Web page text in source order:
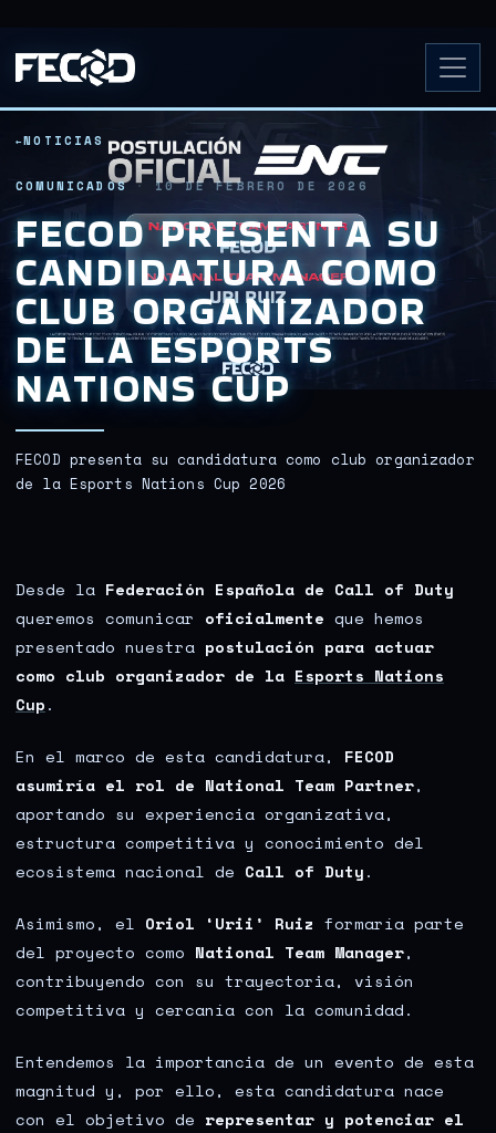
NOTICIAS
COMUNICADOS · 10 DE FEBRERO DE 2026
FECOD PRESENTA SU
CANDIDATURA COMO
CLUB ORGANIZADOR
DE LA ESPORTS
NATIONS CUP
FECOD presenta su candidatura como club organizador
de la Esports Nations Cup 2026
Desde la Federación Española de Call of Duty
queremos comunicar oficialmente que hemos
presentado nuestra postulación para actuar
como club organizador de la Esports Nations
Cup.
En el marco de esta candidatura, FECOD
asumiría el rol de National Team Partner,
aportando su experiencia organizativa,
estructura competitiva y conocimiento del
ecosistema nacional de Call of Duty.
Asimismo, el Oriol ‘Urii’ Ruiz formaría parte
del proyecto como National Team Manager,
contribuyendo con su trayectoria, visión
competitiva y cercanía con la comunidad.
Entendemos la importancia de un evento de esta
magnitud y, por ello, esta candidatura nace
con el objetivo de representar y potenciar el